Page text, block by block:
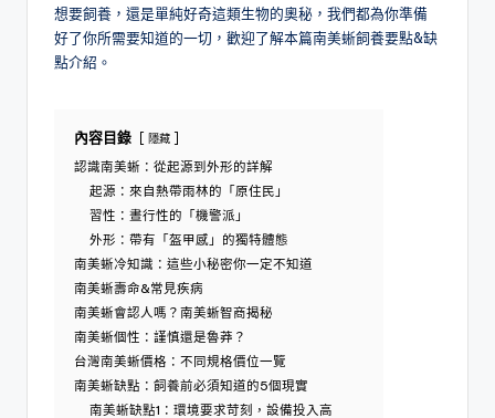
想要飼養，還是單純好奇這類生物的奧秘，我們都為你準備
好了你所需要知道的一切，歡迎了解本篇南美蜥飼養要點&缺
點介紹。
內容目錄 隱藏
認識南美蜥：從起源到外形的詳解
起源：來自熱帶雨林的「原住民」
習性：晝行性的「機警派」
外形：帶有「盔甲感」的獨特體態
南美蜥冷知識：這些小秘密你一定不知道
南美蜥壽命&常見疾病
南美蜥會認人嗎？南美蜥智商揭秘
南美蜥個性：謹慎還是魯莽？
台灣南美蜥價格：不同規格價位一覽
南美蜥缺點：飼養前必須知道的5個現實
南美蜥缺點1：環境要求苛刻，設備投入高